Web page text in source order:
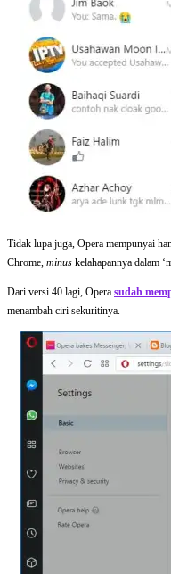
Tidak lupa juga, Opera mempunyai
Chrome, minus kelahapannya dalam
Dari versi 40 lagi, Opera sudah
menambah ciri sekuritinya.